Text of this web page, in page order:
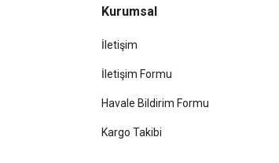
Kurumsal
İletişim
İletişim Formu
Havale Bildirim Formu
Kargo Takibi